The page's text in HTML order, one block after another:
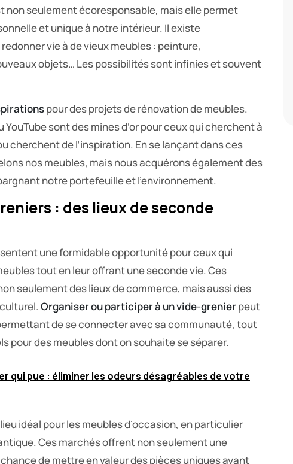
non seulement écoresponsable, mais elle permet
et unique à notre intérieur. Il existe
vie à de vieux meubles : peinture,
objets… Les possibilités sont infinies et souvent
pour des projets de rénovation de meubles.
sont des mines d’or pour ceux qui cherchent à
cherchent de l’inspiration. En se lançant dans ces
nos meubles, mais nous acquérons également des
notre portefeuille et l’environnement.
: des lieux de seconde
une formidable opportunité pour ceux qui
tout en leur offrant une seconde vie. Ces
seulement des lieux de commerce, mais aussi des
Organiser ou participer à un vide-grenierpeut
de se connecter avec sa communauté, tout
pour des meubles dont on souhaite se séparer.
qui pue : éliminer les odeurs désagréables de votre
idéal pour les meubles d’occasion, en particulier
Ces marchés offrent non seulement une
de mettre en valeur des pièces uniques ayant